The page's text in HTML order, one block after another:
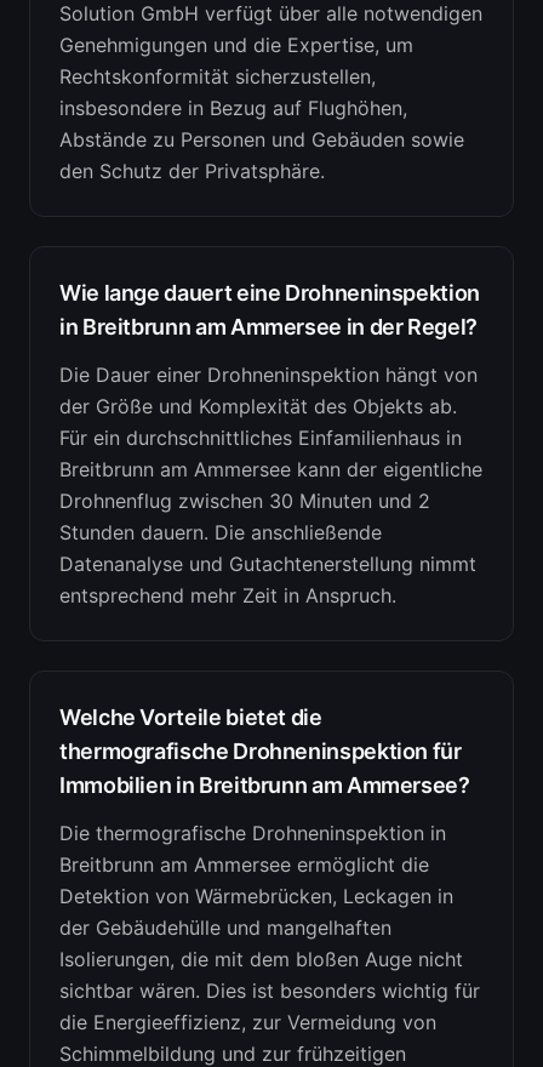
Solution GmbH verfügt über alle notwendigen
Genehmigungen und die Expertise, um
Rechtskonformität sicherzustellen,
insbesondere in Bezug auf Flughöhen,
Abstände zu Personen und Gebäuden sowie
den Schutz der Privatsphäre.
Wie lange dauert eine Drohneninspektion
in Breitbrunn am Ammersee in der Regel?
Die Dauer einer Drohneninspektion hängt von
der Größe und Komplexität des Objekts ab.
Für ein durchschnittliches Einfamilienhaus in
Breitbrunn am Ammersee kann der eigentliche
Drohnenflug zwischen 30 Minuten und 2
Stunden dauern. Die anschließende
Datenanalyse und Gutachtenerstellung nimmt
entsprechend mehr Zeit in Anspruch.
Welche Vorteile bietet die
thermografische Drohneninspektion für
Immobilien in Breitbrunn am Ammersee?
Die thermografische Drohneninspektion in
Breitbrunn am Ammersee ermöglicht die
Detektion von Wärmebrücken, Leckagen in
der Gebäudehülle und mangelhaften
Isolierungen, die mit dem bloßen Auge nicht
sichtbar wären. Dies ist besonders wichtig für
die Energieeffizienz, zur Vermeidung von
Schimmelbildung und zur frühzeitigen